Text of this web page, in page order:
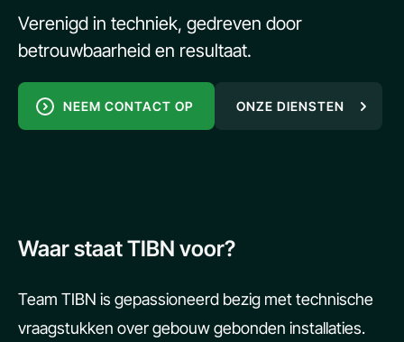
Verenigd in techniek, gedreven door
betrouwbaarheid en resultaat.
NEEM CONTACT OP ONZE DIENSTEN
Waar staat TIBN voor?
Team TIBN is gepassioneerd bezig met technische
vraagstukken over gebouw gebonden installaties.